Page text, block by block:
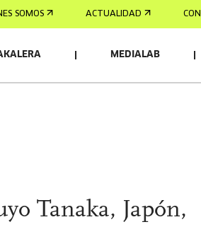
SOMOS ACTUALIDAD
MEDIALAB
Tanaka, Japón,